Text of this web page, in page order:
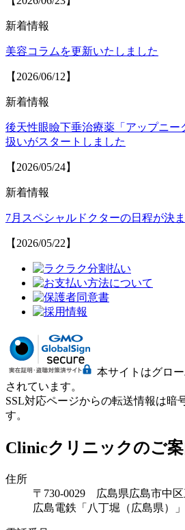
新着情報
美容コラムを更新いたしました
【2026/06/12】
新着情報
後天性眼瞼下垂治療薬「アップニー
扱いがスタートしました
【2026/05/24】
新着情報
7月スペシャルドクターの日程が決
【2026/05/22】
本サイトはグロ
されています。
SSL対応ページからの転送情報は暗
す。
Clinicクリニックのご
住所
〒730-0029 広島県広島市中
広島電鉄「八丁堀（広島県）